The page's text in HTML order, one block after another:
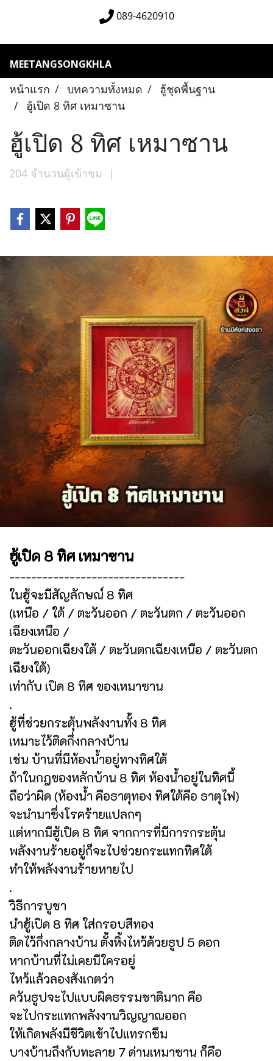
089-4620910
MEETANGSONGKHLA
หน้าแรก บทความทั้งหมด
ฮู้ชุดพื้นฐาน
ฮู้เปิด 8 ทิศ เหมาซาน
ฮู้เปิด 8 ทิศ เหมาซาน
204 จำนวนผู้เข้าชม |
ฮู้เปิด 8 ทิศ เหมาซาน
--------------------------------
ในฮู้จะมีสัญลักษณ์ 8 ทิศ
(เหนือ / ใต้ / ตะวันออก / ตะวันตก / ตะวันออก
เฉียงเหนือ /
ตะวันออกเฉียงใต้ / ตะวันตกเฉียงเหนือ / ตะวันตก
เฉียงใต้)
เท่ากับ เปิด 8 ทิศ ของเหมาซาน
.
ฮู้ที่ช่วยกระตุ้นพลังงานทั้ง 8 ทิศ
เหมาะไว้ติดกึ่งกลางบ้าน
เช่น บ้านที่มีห้องน้ำอยู่ทางทิศใต้
ถ้าในกฎของหลักบ้าน 8 ทิศ ห้องน้ำอยู่ในทิศนี้
ถือว่าผิด (ห้องน้ำ คือธาตุทอง ทิศใต้คือ ธาตุไฟ)
จะนำมาซึ่งโรคร้ายแปลกๆ
แต่หากมีฮู้เปิด 8 ทิศ จากการที่มีการกระตุ้น
พลังงานร้ายอยู่ก็จะไปช่วยกระแทกทิศใต้
ทำให้พลังงานร้ายหายไป
.
วิธีการบูชา
นำฮู้เปิด 8 ทิศ ใส่กรอบสีทอง
ติดไว้กึ่งกลางบ้าน ตั้งหิ้งไหว้ด้วยธูป 5 ดอก
หากบ้านที่ไม่เคยมีใครอยู่
ไหว้แล้วลองสังเกตว่า
ควันธูปจะไปแบบผิดธรรมชาติมาก คือ
จะไปกระแทกพลังงานวิญญาณออก
ให้เกิดพลังมีชีวิตเข้าไปแทรกซึม
บางบ้านถึงกับทะลาย 7 ด่านเหมาซาน ก็คือ